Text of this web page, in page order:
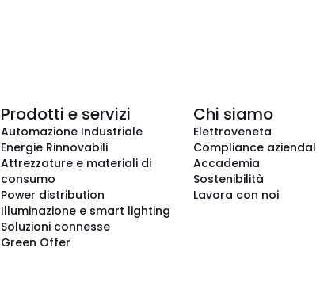
Prodotti e servizi
Automazione Industriale
Energie Rinnovabili
Attrezzature e materiali di
consumo
Power distribution
Illuminazione e smart lighting
Soluzioni connesse
Green Offer
Chi siamo
Elettroveneta
Compliance
Accademia
Sostenibilità
Lavora con noi